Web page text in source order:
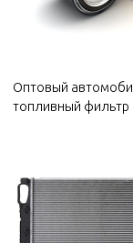
Оптовый
топливный фильтр
топливную
Автозапчасти для
Wuling